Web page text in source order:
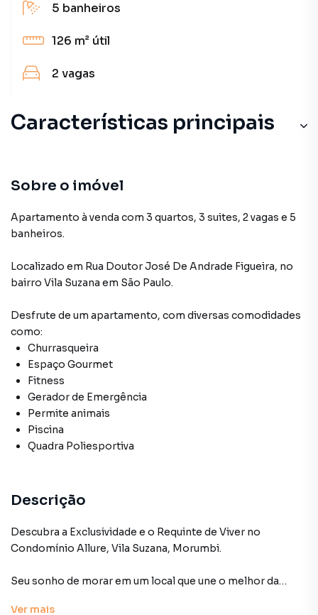
5 banheiros
126 m² útil
2 vagas
Características principais
Sobre o imóvel
Apartamento à venda com 3 quartos, 3 suites, 2 vagas e 5
banheiros.
Localizado em Rua Doutor José De Andrade Figueira, no
bairro Vila Suzana em São Paulo.
Desfrute de um apartamento, com diversas comodidades
como:
Churrasqueira
Espaço Gourmet
Fitness
Gerador de Emergência
Permite animais
Piscina
Quadra Poliesportiva
Descrição
Descubra a Exclusividade e o Requinte de Viver no
Condomínio Allure, Vila Suzana, Morumbi.
Seu sonho de morar em um local que une o melhor da
Ver mais